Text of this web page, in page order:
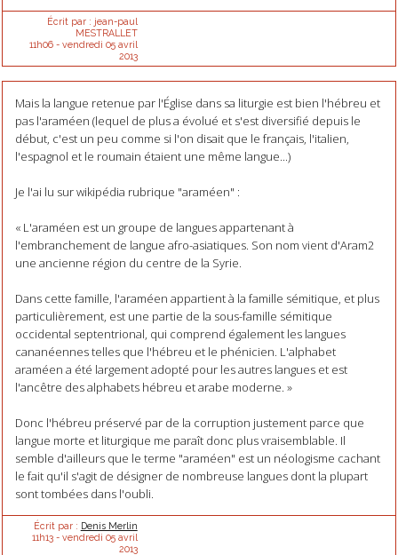
Écrit par : jean-paul
MESTRALLET
11h06- vendredi 05 avril
2013
Mais la langue retenue par l'Église dans sa liturgie est bien l'hébreu et
pas l'araméen (lequel de plus a évolué et s'est diversifié depuis le
début, c'est un peu comme si l'on disait que le français, l'italien,
l'espagnol et le roumain étaient une même langue...)
Je l'ai lu sur wikipédia rubrique "araméen" :
« L'araméen est un groupe de langues appartenant à
l'embranchement de langue afro-asiatiques. Son nom vient d'Aram2
une ancienne région du centre de la Syrie.
Dans cette famille, l'araméen appartient à la famille sémitique, et plus
particulièrement, est une partie de la sous-famille sémitique
occidental septentrional, qui comprend également les langues
cananéennes telles que l'hébreu et le phénicien. L'alphabet
araméen a été largement adopté pour les autres langues et est
l'ancêtre des alphabets hébreu et arabe moderne. »
Donc l'hébreu préservé par de la corruption justement parce que
langue morte et liturgique me paraît donc plus vraisemblable. Il
semble d'ailleurs que le terme "araméen" est un néologisme cachant
le fait qu'il s'agit de désigner de nombreuse langues dont la plupart
sont tombées dans l'oubli.
Écrit par : Denis Merlin
11h13- vendredi 05 avril
2013